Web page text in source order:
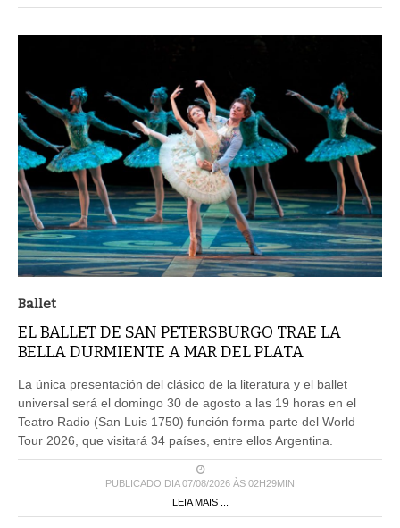
Ballet
EL BALLET DE SAN PETERSBURGO TRAE LA
BELLA DURMIENTE A MAR DEL PLATA
La única presentación del clásico de la literatura y el ballet
universal será el domingo 30 de agosto a las 19 horas en el
Teatro Radio (San Luis 1750) función forma parte del World
Tour 2026, que visitará 34 países, entre ellos Argentina.
PUBLICADO DIA 07/08/2026 ÀS 02H29MIN
LEIA MAIS ...